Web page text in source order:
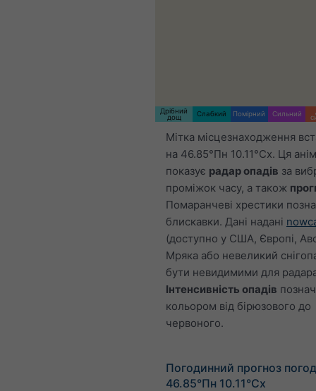
Дрібний
дощ
Слабкий Помірний Сильний
Мітка місцезнаходження
на 46.85°Пн 10.11°Сх. Ця
показує радар опадів за
проміжок часу, а також
Помаранчеві хрестики
блискавки. Дані надані
(доступно у США, Європі,
Мряка або невеликий
бути невидимими для
Інтенсивність опадів
кольором від бірюзового до
червоного.
Погодинний прогноз
46.85°Пн 10.11°Сх